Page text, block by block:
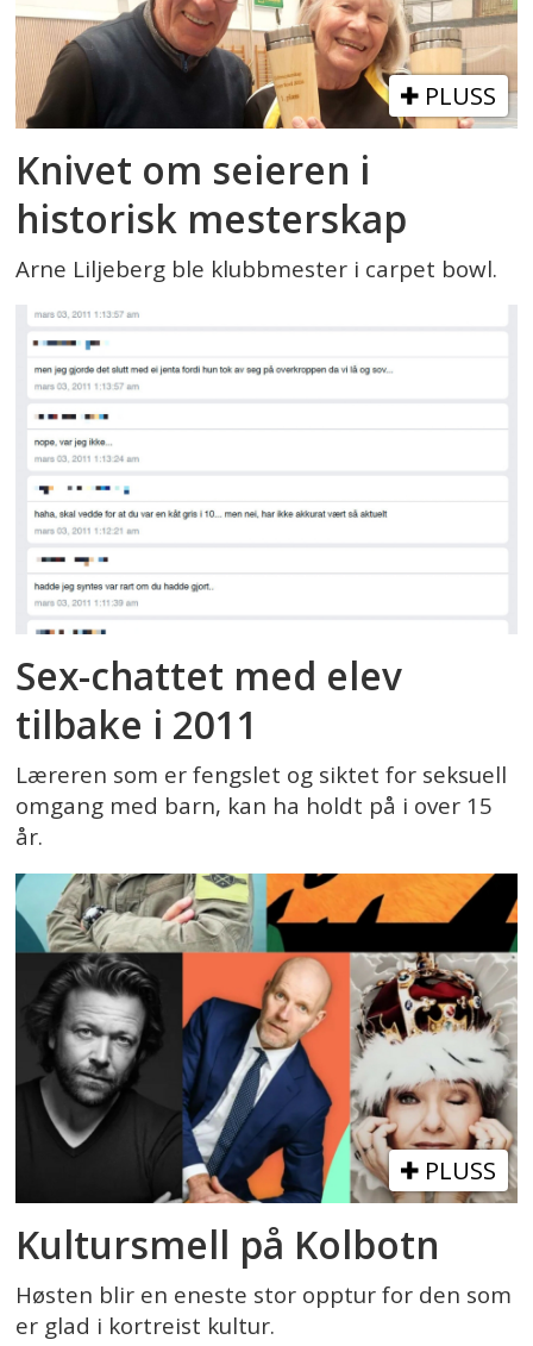
PLUSS
Knivet om seieren i
historisk mesterskap
Arne Liljeberg ble klubbmester i carpet bowl.
Sex-chattet med elev
tilbake i 2011
Læreren som er fengslet og siktet for seksuell
omgang med barn, kan ha holdt på i over 15
år.
PLUSS
Kultursmell på Kolbotn
Høsten blir en eneste stor opptur for den som
er glad i kortreist kultur.